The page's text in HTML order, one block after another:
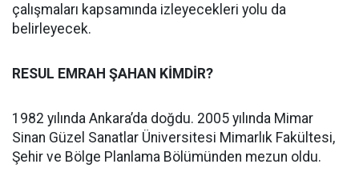
çalışmaları kapsamında izleyecekleri yolu da
belirleyecek.
RESUL EMRAH ŞAHAN KİMDİR?
1982 yılında Ankara’da doğdu. 2005 yılında Mimar
Sinan Güzel Sanatlar Üniversitesi Mimarlık Fakültesi,
Şehir ve Bölge Planlama Bölümünden mezun oldu.